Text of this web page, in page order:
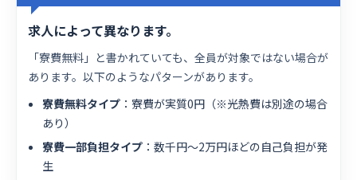
求人によって異なります。
「寮費無料」と書かれていても、全員が対象ではない場合が
あります。以下のようなパターンがあります。
寮費無料タイプ ：寮費が実質0円（※光熱費は別途の場合
あり）
寮費一部負担タイプ ：数千円〜2万円ほどの自己負担が発
生